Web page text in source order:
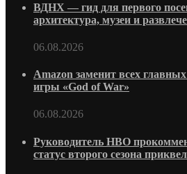
ВДНХ — гид для первого
архитектура, музеи и
06.08.2026
Amazon заменит всех
игры «God of War»
06.08.2026
Руководитель HBO
статус второго сезона